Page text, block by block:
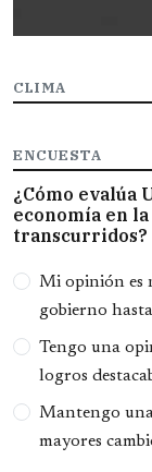
CLIMA
ENCUESTA
¿Cómo evalúa
economía en
transcurridos?
Opciones
Mi opinión es
gobierno
Tengo una
logros
Mantengo
mayores